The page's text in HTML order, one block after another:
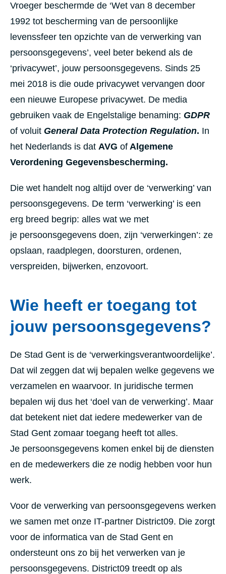
Vroeger beschermde de ‘Wet van 8 december
1992 tot bescherming van de persoonlijke
levenssfeer ten opzichte van de verwerking van
persoonsgegevens’, veel beter bekend als de
‘privacywet’, jouw persoonsgegevens. Sinds 25
mei 2018 is die oude privacywet vervangen door
een nieuwe Europese privacywet. De media
gebruiken vaak de Engelstalige benaming: GDPR
of voluit General Data Protection Regulation. In
het Nederlands is dat AVG of Algemene
Verordening Gegevensbescherming.
Die wet handelt nog altijd over de ‘verwerking’ van
persoonsgegevens. De term ‘verwerking’ is een
erg breed begrip: alles wat we met
je persoonsgegevens doen, zijn ‘verwerkingen’: ze
opslaan, raadplegen, doorsturen, ordenen,
verspreiden, bijwerken, enzovoort.
Wie heeft er toegang tot
jouw persoonsgegevens?
De Stad Gent is de ‘verwerkingsverantwoordelijke’.
Dat wil zeggen dat wij bepalen welke gegevens we
verzamelen en waarvoor. In juridische termen
bepalen wij dus het ‘doel van de verwerking’. Maar
dat betekent niet dat iedere medewerker van de
Stad Gent zomaar toegang heeft tot alles.
Je persoonsgegevens komen enkel bij de diensten
en de medewerkers die ze nodig hebben voor hun
werk.
Voor de verwerking van persoonsgegevens werken
we samen met onze IT-partner District09. Die zorgt
voor de informatica van de Stad Gent en
ondersteunt ons zo bij het verwerken van je
persoonsgegevens. District09 treedt op als